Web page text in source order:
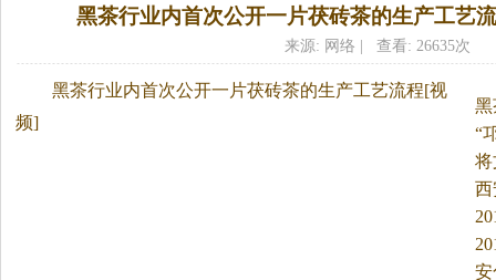
黑茶行业内首次公开一片茯砖茶的生产工艺
来源: 网络 | 查看: 26635次
的
“
黑茶行业内首次公开一片茯砖茶的生产工艺流程[视
频]